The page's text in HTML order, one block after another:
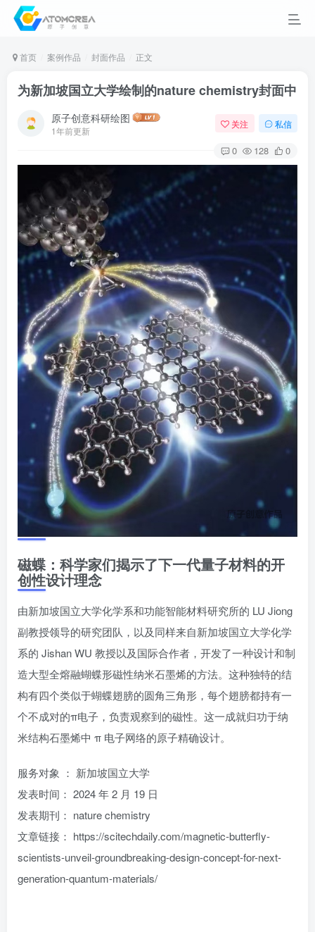
首页 案例作品 封面作品 正文
为新加坡国立大学绘制的nature chemistry封面中
原子创意科研绘图
1年前更新
关注 私信
0 128 0
磁蝶：科学家们揭示了下一代量子材料的开
创性设计理念
由新加坡国立大学化学系和功能智能材料研究所的 LU Jiong
副教授领导的研究团队，以及同样来自新加坡国立大学化学
系的 Jishan WU 教授以及国际合作者，开发了一种设计和制
造大型全熔融蝴蝶形磁性纳米石墨烯的方法。这种独特的结
构有四个类似于蝴蝶翅膀的圆角三角形，每个翅膀都持有一
个不成对的π电子，负责观察到的磁性。这一成就归功于纳
米结构石墨烯中 π 电子网络的原子精确设计。
服务对象 ： 新加坡国立大学
发表时间： 2024 年 2 月 19 日
发表期刊： nature chemistry
文章链接： https://scitechdaily.com/magnetic-butterfly-
scientists-unveil-groundbreaking-design-concept-for-next-
generation-quantum-materials/